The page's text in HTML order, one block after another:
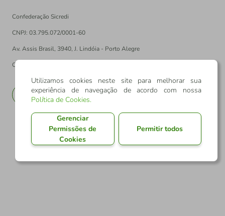
Confederação Sicredi
CNPJ: 03.795.072/0001-60
Av. Assis Brasil, 3940, J. Lindóia - Porto Alegre
CEP: 91010-003
EN
Utilizamos cookies neste site para melhorar sua
experiência de navegação de acordo com nossa
Política de Cookies.
Gerenciar
Permissões de
Cookies
Permitir todos